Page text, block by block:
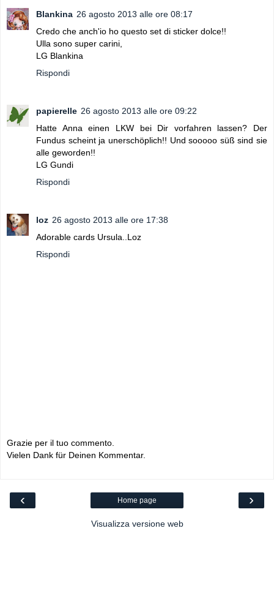
Blankina 26 agosto 2013 alle ore 08:17
Credo che anch'io ho questo set di sticker dolce!!
Ulla sono super carini,
LG Blankina
Rispondi
papierelle 26 agosto 2013 alle ore 09:22
Hatte Anna einen LKW bei Dir vorfahren lassen? Der
Fundus scheint ja unerschöplich!! Und sooooo süß sind sie
alle geworden!!
LG Gundi
Rispondi
loz 26 agosto 2013 alle ore 17:38
Adorable cards Ursula..Loz
Rispondi
Grazie per il tuo commento.
Vielen Dank für Deinen Kommentar.
‹ ›
Home page
Visualizza versione web